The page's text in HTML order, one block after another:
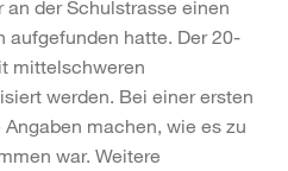
der Schulstrasse einen
aufgefunden hatte. Der 20-
mittelschweren
werden. Bei einer ersten
machen, wie es zu
war. Weitere